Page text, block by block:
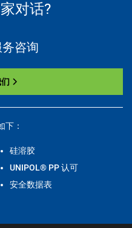
对话?
咨询
下：
硅溶胶
UNIPOL® PP 认可
安全数据表